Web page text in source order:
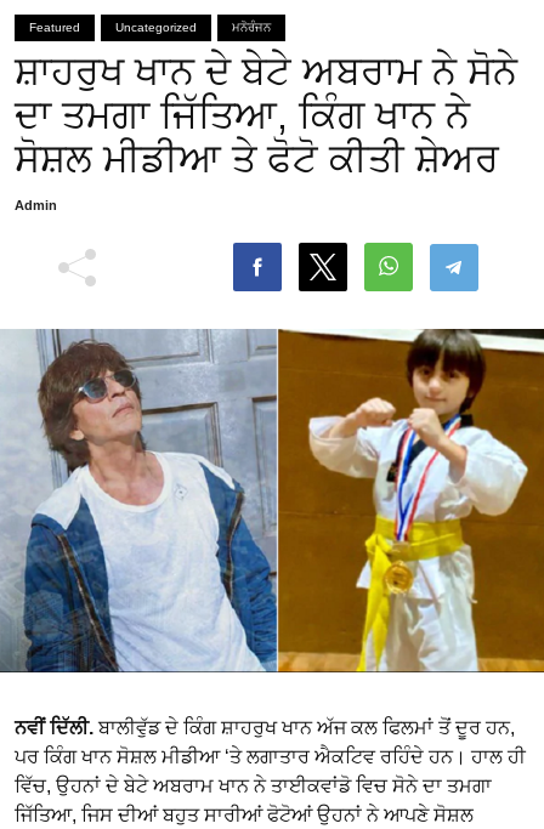
Featured Uncategorized ਮਨੋਰੰਜਨ
ਸ਼ਾਹਰੁਖ ਖਾਨ ਦੇ ਬੇਟੇ ਅਬਰਾਮ ਨੇ ਸੋਨੇ
ਦਾ ਤਮਗਾ ਜਿੱਤਿਆ, ਕਿੰਗ ਖਾਨ ਨੇ
ਸੋਸ਼ਲ ਮੀਡੀਆ ਤੇ ਫੋਟੋ ਕੀਤੀ ਸ਼ੇਅਰ
Admin
ਨਵੀਂ ਦਿੱਲੀ.ਬਾਲੀਵੁੱਡ ਦੇ ਕਿੰਗ ਸ਼ਾਹਰੁਖ ਖਾਨ ਅੱਜ ਕਲ ਫਿਲਮਾਂ ਤੋਂ ਦੂਰ ਹਨ,
ਪਰ ਕਿੰਗ ਖਾਨ ਸੋਸ਼ਲ ਮੀਡੀਆ ‘ਤੇ ਲਗਾਤਾਰ ਐਕਟਿਵ ਰਹਿੰਦੇ ਹਨ। ਹਾਲ ਹੀ
ਵਿੱਚ, ਉਹਨਾਂ ਦੇ ਬੇਟੇ ਅਬਰਾਮ ਖਾਨ ਨੇ ਤਾਈਕਵਾਂਡੋ ਵਿਚ ਸੋਨੇ ਦਾ ਤਮਗਾ
ਜਿੱਤਿਆ, ਜਿਸ ਦੀਆਂ ਬਹੁਤ ਸਾਰੀਆਂ ਫੋਟੋਆਂ ਉਹਨਾਂ ਨੇ ਆਪਣੇ ਸੋਸ਼ਲ